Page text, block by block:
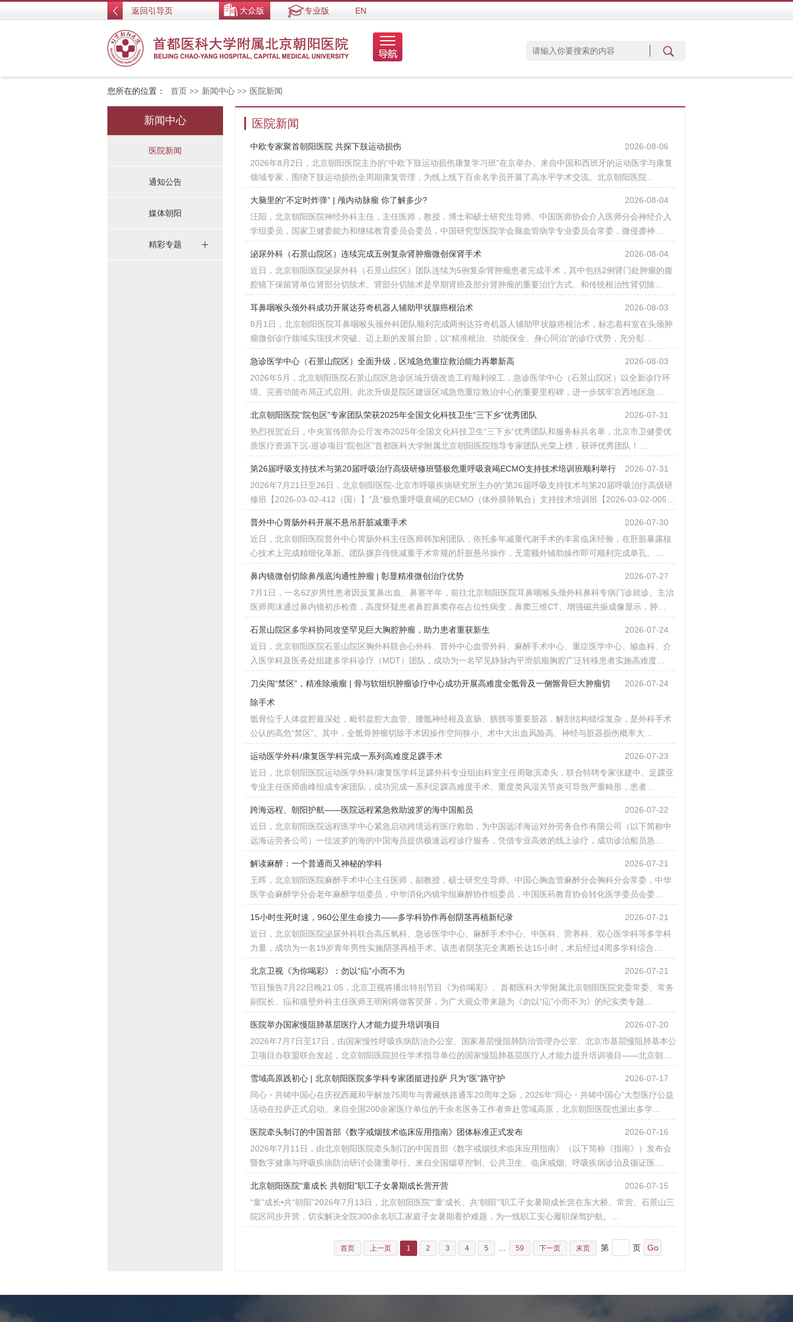
返回引导页 大众版 专业版 EN
您所在的位置： 首页 >> 新闻中心 >> 医院新闻
新闻中心
医院新闻
通知公告
媒体朝阳
精彩专题
医院新闻
2026-08-06
中欧专家聚首朝阳医院 共探下肢运动损伤
2026年8月2日，北京朝阳医院主办的“中欧下肢运动损伤康复学习班”在京举办。来自中国和西班牙的运动医学与康复
领域专家，围绕下肢运动损伤全周期康复管理，为线上线下百余名学员开展了高水平学术交流。北京朝阳医院…
2026-08-04
大脑里的“不定时炸弹” | 颅内动脉瘤 你了解多少?
汪阳，北京朝阳医院神经外科主任，主任医师，教授，博士和硕士研究生导师。中国医师协会介入医师分会神经介入
学组委员，国家卫健委能力和继续教育委员会委员，中国研究型医院学会脑血管病学专业委员会常委，微侵袭神…
2026-08-04
泌尿外科（石景山院区）连续完成五例复杂肾肿瘤微创保肾手术
近日，北京朝阳医院泌尿外科（石景山院区）团队连续为5例复杂肾肿瘤患者完成手术，其中包括2例肾门处肿瘤的腹
腔镜下保留肾单位肾部分切除术。肾部分切除术是早期肾癌及部分肾肿瘤的重要治疗方式。和传统根治性肾切除…
2026-08-03
耳鼻咽喉头颈外科成功开展达芬奇机器人辅助甲状腺癌根治术
8月1日，北京朝阳医院耳鼻咽喉头颈外科团队顺利完成两例达芬奇机器人辅助甲状腺癌根治术，标志着科室在头颈肿
瘤微创诊疗领域实现技术突破、迈上新的发展台阶，以“精准根治、功能保全、身心同治”的诊疗优势，充分彰…
2026-08-03
急诊医学中心（石景山院区）全面升级，区域急危重症救治能力再攀新高
2026年5月，北京朝阳医院石景山院区急诊区域升级改造工程顺利竣工，急诊医学中心（石景山院区）以全新诊疗环
境、完善功能布局正式启用。此次升级是院区建设区域急危重症救治中心的重要里程碑，进一步筑牢京西地区急…
2026-07-31
北京朝阳医院“院包区”专家团队荣获2025年全国文化科技卫生“三下乡”优秀团队
热烈祝贺近日，中央宣传部办公厅发布2025年全国文化科技卫生“三下乡”优秀团队和服务标兵名单，北京市卫健委优
质医疗资源下沉-巡诊项目“院包区”首都医科大学附属北京朝阳医院指导专家团队光荣上榜，获评优秀团队！…
2026-07-31
第26届呼吸支持技术与第20届呼吸治疗高级研修班暨极危重呼吸衰竭ECMO支持技术培训班顺利举行
2026年7月21日至26日，北京朝阳医院-北京市呼吸疾病研究所主办的“第26届呼吸支持技术与第20届呼吸治疗高级研
修班【2026-03-02-412（国）】”及“极危重呼吸衰竭的ECMO（体外膜肺氧合）支持技术培训班【2026-03-02-005…
2026-07-30
普外中心胃肠外科开展不悬吊肝脏减重手术
近日，北京朝阳医院普外中心胃肠外科主任医师韩加刚团队，依托多年减重代谢手术的丰富临床经验，在肝脏暴露核
心技术上完成精细化革新。团队摒弃传统减重手术常规的肝脏悬吊操作，无需额外辅助操作即可顺利完成单孔、…
2026-07-27
鼻内镜微创切除鼻颅底沟通性肿瘤 | 彰显精准微创治疗优势
7月1日，一名62岁男性患者因反复鼻出血、鼻塞半年，前往北京朝阳医院耳鼻咽喉头颈外科鼻科专病门诊就诊。主治
医师周沫通过鼻内镜初步检查，高度怀疑患者鼻腔鼻窦存在占位性病变，鼻窦三维CT、增强磁共振成像显示，肿…
2026-07-24
石景山院区多学科协同攻坚罕见巨大胸腔肿瘤，助力患者重获新生
近日，北京朝阳医院石景山院区胸外科联合心外科、普外中心血管外科、麻醉手术中心、重症医学中心、输血科、介
入医学科及医务处组建多学科诊疗（MDT）团队，成功为一名罕见静脉内平滑肌瘤胸腔广泛转移患者实施高难度…
2026-07-24
刀尖闯“禁区”，精准除顽瘤 | 骨与软组织肿瘤诊疗中心成功开展高难度全骶骨及一侧髂骨巨大肿瘤切
除手术
骶骨位于人体盆腔最深处，毗邻盆腔大血管、腰骶神经根及直肠、膀胱等重要脏器，解剖结构错综复杂，是外科手术
公认的高危“禁区”。其中，全骶骨肿瘤切除手术因操作空间狭小、术中大出血风险高、神经与脏器损伤概率大…
2026-07-23
运动医学外科/康复医学科完成一系列高难度足踝手术
近日，北京朝阳医院运动医学外科/康复医学科足踝外科专业组由科室主任周敬滨牵头，联合特聘专家张建中、足踝亚
专业主任医师曲峰组成专家团队，成功完成一系列足踝高难度手术。重度类风湿关节炎可导致严重畸形，患者…
2026-07-22
跨海远程、朝阳护航——医院远程紧急救助波罗的海中国船员
近日，北京朝阳医院远程医学中心紧急启动跨境远程医疗救助，为中国远洋海运对外劳务合作有限公司（以下简称中
远海运劳务公司）一位波罗的海的中国海员提供极速远程诊疗服务，凭借专业高效的线上诊疗，成功诊治船员急…
2026-07-21
解读麻醉：一个普通而又神秘的学科
王晖，北京朝阳医院麻醉手术中心主任医师，副教授，硕士研究生导师。中国心胸血管麻醉分会胸科分会常委，中华
医学会麻醉学分会老年麻醉学组委员，中华消化内镜学组麻醉协作组委员，中国医药教育协会转化医学委员会委…
2026-07-21
15小时生死时速，960公里生命接力——多学科协作再创阴茎再植新纪录
近日，北京朝阳医院泌尿外科联合高压氧科、急诊医学中心、麻醉手术中心、中医科、营养科、双心医学科等多学科
力量，成功为一名19岁青年男性实施阴茎再植手术。该患者阴茎完全离断长达15小时，术后经过4周多学科综合…
2026-07-21
北京卫视《为你喝彩》：勿以“疝”小而不为
节目预告7月22日晚21:05，北京卫视将播出特别节目《为你喝彩》。首都医科大学附属北京朝阳医院党委常委、常务
副院长、疝和腹壁外科主任医师王明刚将做客荧屏，为广大观众带来题为《勿以“疝”小而不为》的纪实类专题…
2026-07-20
医院举办国家慢阻肺基层医疗人才能力提升培训项目
2026年7月7日至17日，由国家慢性呼吸疾病防治办公室、国家基层慢阻肺防治管理办公室、北京市基层慢阻肺基本公
卫项目办联盟联合发起，北京朝阳医院担任学术指导单位的国家慢阻肺基层医疗人才能力提升培训项目——北京朝…
2026-07-17
雪域高原践初心 | 北京朝阳医院多学科专家团挺进拉萨 只为“医”路守护
同心・共铸中国心在庆祝西藏和平解放75周年与青藏铁路通车20周年之际，2026年“同心・共铸中国心”大型医疗公益
活动在拉萨正式启动。来自全国200余家医疗单位的千余名医务工作者奔赴雪域高原，北京朝阳医院也派出多学…
2026-07-16
医院牵头制订的中国首部《数字戒烟技术临床应用指南》团体标准正式发布
2026年7月11日，由北京朝阳医院牵头制订的中国首部《数字戒烟技术临床应用指南》（以下简称《指南》）发布会
暨数字健康与呼吸疾病防治研讨会隆重举行。来自全国烟草控制、公共卫生、临床戒烟、呼吸疾病诊治及循证医…
2026-07-15
北京朝阳医院“童成长 共朝阳”职工子女暑期成长营开营
“童”成长•共“朝阳”2026年7月13日，北京朝阳医院“‘童’成长、共‘朝阳’”职工子女暑期成长营在东大桥、常营、石景山三
院区同步开营，切实解决全院300余名职工家庭子女暑期看护难题，为一线职工安心履职保驾护航。…
首页 上一页 1 2 3 4 5 59 下一页 末页 第 页